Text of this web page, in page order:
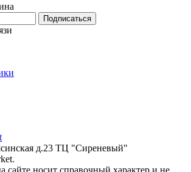
д.23 ТЦ "Сиреневый"
сайте носит справочный характер и не